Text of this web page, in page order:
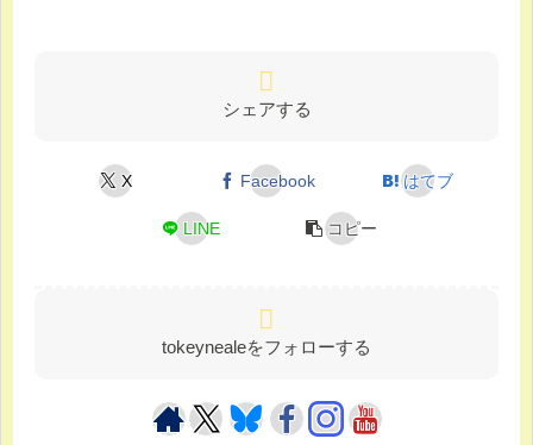
シェアする
X Facebook はてブ
LINE コピー
tokeynealeをフォローする